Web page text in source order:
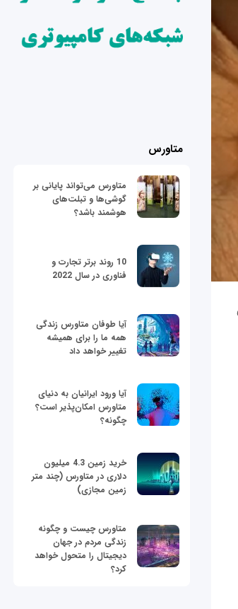
متاورس
متاورس می‌تواند پایانی بر
گوشی‌ها و تبلت‌های
هوشمند باشد؟
10 روند برتر تجارت و
فناوری در سال 2022
آیا طوفان متاورس زندگی
همه ما را برای همیشه
تغییر خواهد داد
آیا ورود ایرانیان به دنیای
متاورس امکان‌پذیر است؟
چگونه؟
خرید زمین 4.3 میلیون
دلاری در متاورس (چند متر
زمین مجازی)
متاورس چیست و چگونه
زندگی مردم در جهان
دیجیتال را متحول خواهد
کرد؟